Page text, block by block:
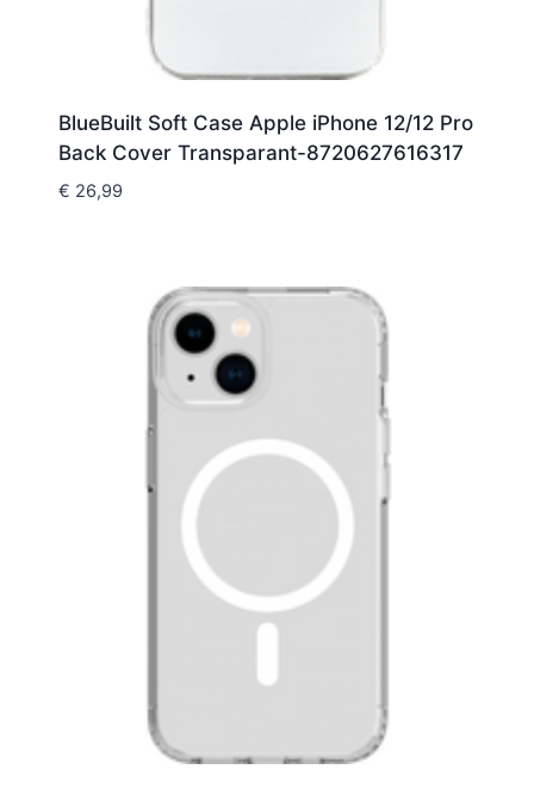
BlueBuilt Soft Case Apple iPhone 12/12 Pro
Back Cover Transparant-8720627616317
€ 26,99